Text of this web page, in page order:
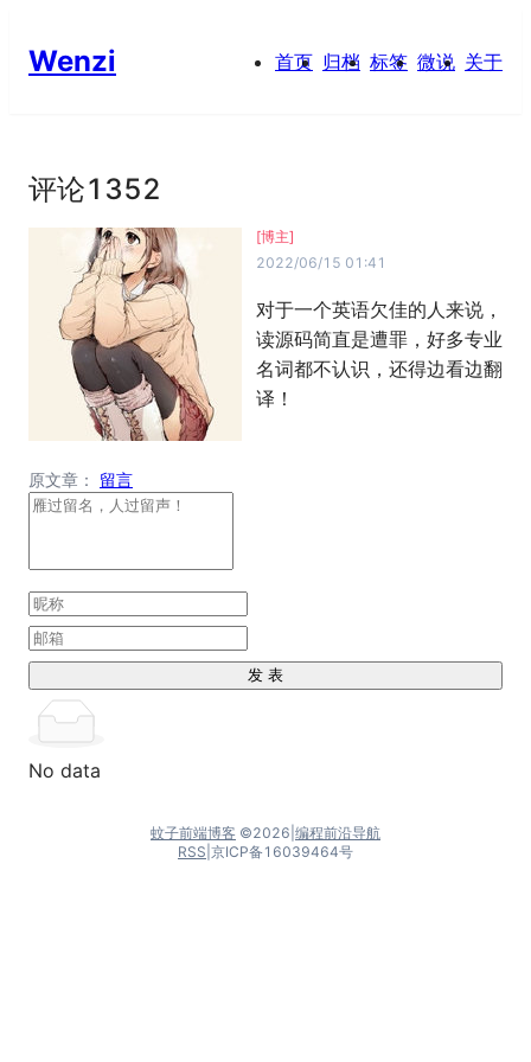
Wenzi 首页 归档 标签 微说 关于
评论1352
[博主]
2022/06/15 01:41
对于一个英语欠佳的人来说，
读源码简直是遭罪，好多专业
名词都不认识，还得边看边翻
译！
原文章： 留言
发 表
No data
蚊子前端博客 ©2026 编程前沿导航
RSS 京ICP备16039464号